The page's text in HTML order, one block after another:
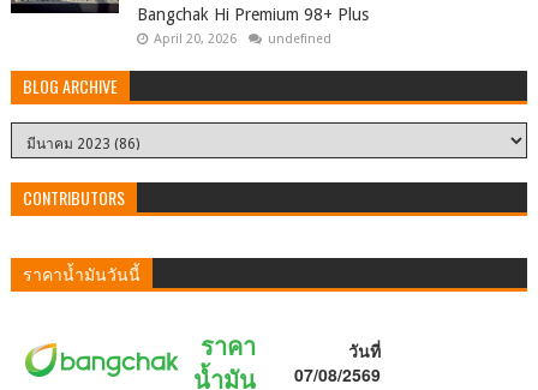
Bangchak Hi Premium 98+ Plus
April 20, 2026 undefined
BLOG ARCHIVE
CONTRIBUTORS
ราคาน้ำมันวันนี้